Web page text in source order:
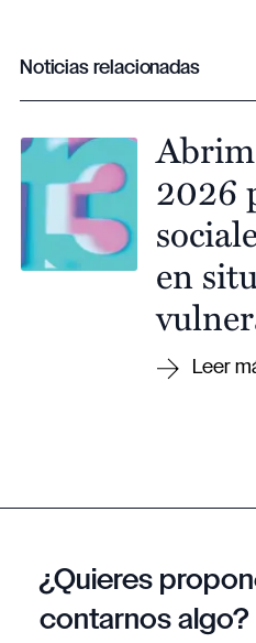
Noticias relacionadas
2026
en
¿Quieres
contarnos algo?